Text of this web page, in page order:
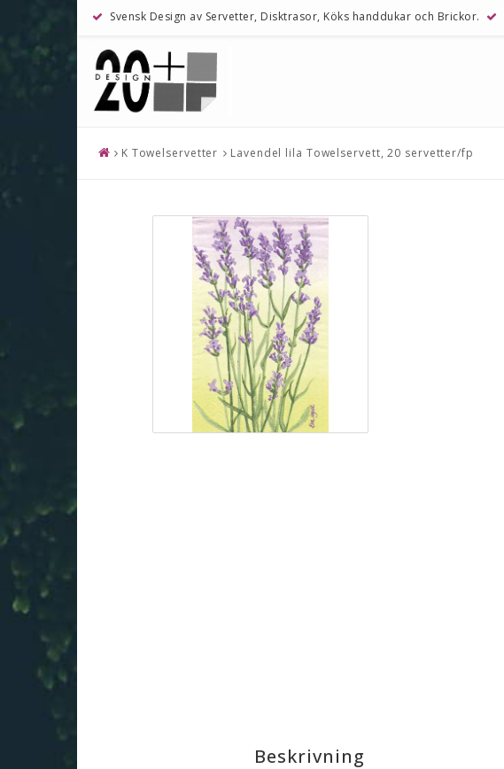
Svensk Design av Servetter, Disktrasor, Köks handdukar och Brickor.
K Towelservetter Lavendel lila Towelservett, 20 servetter/fp
Beskrivning